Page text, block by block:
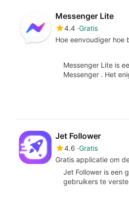
Messenger Lite
4.4 Gratis
Hoe eenvoudiger hoe
Messenger Lite is
Messenger . Het
Jet Follower
4.6 Gratis
Gratis applicatie om
Jet Follower is een
gebruikers te